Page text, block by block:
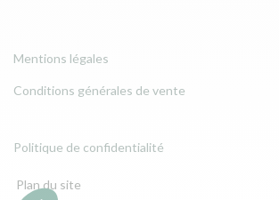
Mentions légales
Conditions générales de vente
Politique de confidentialité
Plan du site